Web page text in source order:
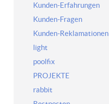
Kunden-Erfahrungen
Kunden-Fragen
Kunden-Reklamationen
light
poolfix
PROJEKTE
rabbit